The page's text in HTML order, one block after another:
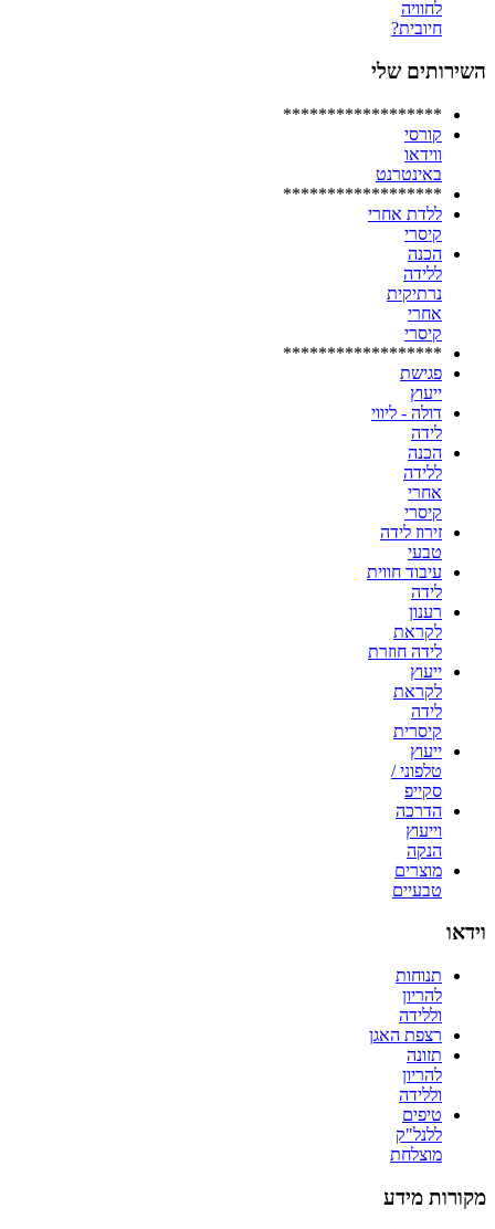
לחוויה
חיובית?
השירותים שלי
******************
קורסי
ווידאו
באינטרנט
******************
ללדת אחרי
קיסרי
הכנה
ללידה
נרתיקית
אחרי
קיסרי
******************
פגישת
ייעוץ
דולה - ליווי
לידה
הכנה
ללידה
אחרי
קיסרי
זירוז לידה
טבעי
עיבוד חווית
לידה
רענון
לקראת
לידה חוזרת
ייעוץ
לקראת
לידה
קיסרית
ייעוץ
טלפוני /
סקייפ
הדרכה
וייעוץ
הנקה
מוצרים
טבעיים
וידאו
תנוחות
להריון
וללידה
רצפת האגן
תזונה
להריון
וללידה
טיפים
ללנל"ק
מוצלחת
מקורות מידע